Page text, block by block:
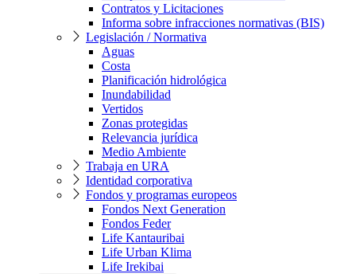
Contratos y Licitaciones
Informa sobre infracciones normativas (BIS)
Legislación / Normativa
Aguas
Costa
Planificación hidrológica
Inundabilidad
Vertidos
Zonas protegidas
Relevancia jurídica
Medio Ambiente
Trabaja en URA
Identidad corporativa
Fondos y programas europeos
Fondos Next Generation
Fondos Feder
Life Kantauribai
Life Urban Klima
Life Irekibai